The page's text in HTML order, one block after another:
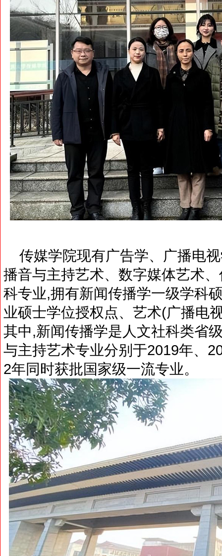
传媒学院现有广告学、广播电
播音与主持艺术、数字媒体艺术
科专业,拥有新闻传播学一级学科
业硕士学位授权点、艺术(广播电
其中,新闻传播学是人文社科类省
与主持艺术专业分别于2019年、
2年同时获批国家级一流专业。